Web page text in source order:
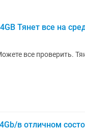
Тянет все на
все проверить.
в отличном